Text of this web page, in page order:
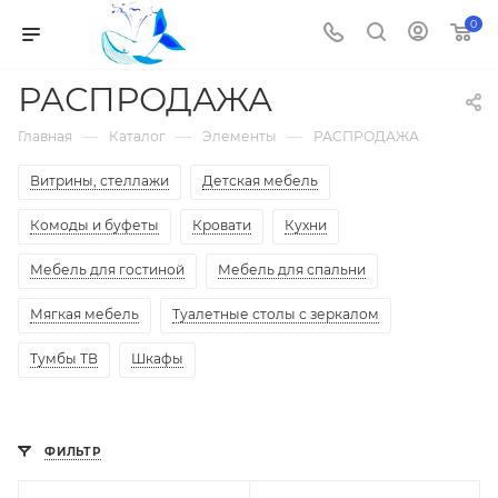
0
РАСПРОДАЖА
Главная — Каталог — Элементы — РАСПРОДАЖА
Витрины, стеллажи Детская мебель
Комоды и буфеты Кровати Кухни
Мебель для гостиной Мебель для спальни
Мягкая мебель Туалетные столы с зеркалом
Тумбы ТВ Шкафы
ФИЛЬТР